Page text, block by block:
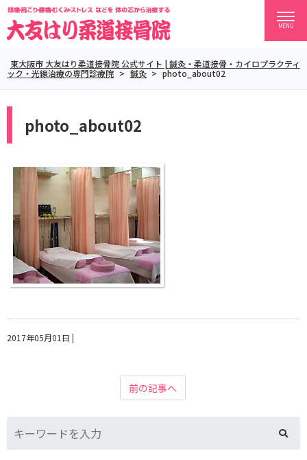
MENU
東大阪市 大友はり柔道接骨院 公式サイト | 鍼灸・柔道接骨・カイロプラクティ
ック・光線治療の専門診療院 > 鍼灸 > photo_about02
photo_about02
2017年05月01日 |
前の記事へ